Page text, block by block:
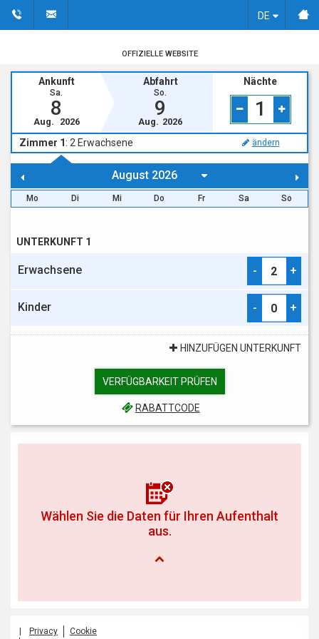
OFFIZIELLE WEBSITE
DE
Ankunft
Sa.
8
Aug. 2026
Abfahrt
So.
9
Aug. 2026
Nächte
1
Zimmer 1 : 2 Erwachsene ändern
Mo Di Mi Do Fr Sa So
UNTERKUNFT 1
Erwachsene - +
Kinder - +
HINZUFÜGEN UNTERKUNFT
VERFÜGBARKEIT PRÜFEN
RABATTCODE
Wählen Sie die Daten für Ihren Aufenthalt
aus.
Privacy
Cookie